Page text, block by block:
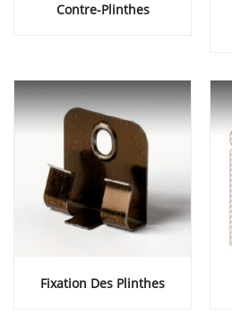
Contre-Plinthes
Fixation Des Plinthes